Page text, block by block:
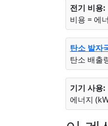
전기 비용:
비용 = 에
탄소 발자
탄소 배출
기기 사용:
에너지